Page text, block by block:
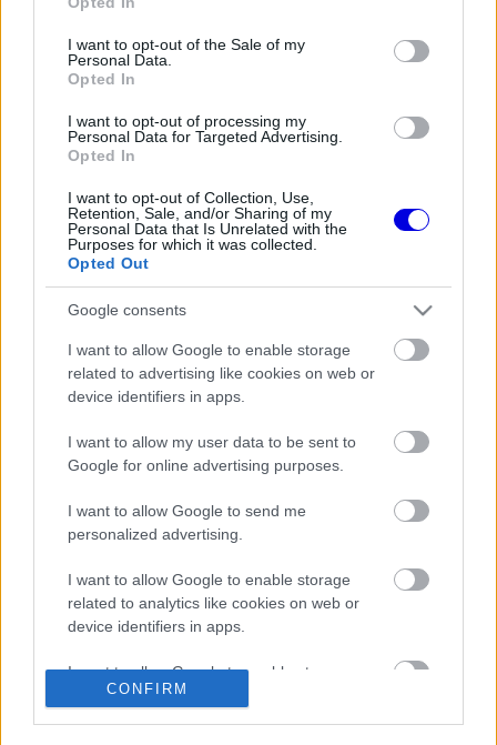
use your data for below specified purposes in below Google
consent section.
I want to opt-out of the Sale of my
Personal Data.
Opted In
I want to opt-out of processing my
Personal Data for Targeted Advertising.
Opted In
I want to opt-out of Collection, Use,
Retention, Sale, and/or Sharing of my
Personal Data that Is Unrelated with the
Purposes for which it was collected.
Opted Out
Google consents
I want to allow Google to enable storage
related to advertising like cookies on web or
device identifiers in apps.
I want to allow my user data to be sent to
Google for online advertising purposes.
I want to allow Google to send me
personalized advertising.
I want to allow Google to enable storage
related to analytics like cookies on web or
device identifiers in apps.
I want to allow Google to enable storage
related to functionality of the website or app.
CONFIRM
Még nincs hozzászólás. Légy te az első!
Friss tartalmakért kövessetek minket a Google
Híreken is.
FRISS HÍREK
Forma–1-ben
Amikor az F1-ben nem szavakkal rendezték le
az ütközést
A rajongók még nem írták le George Russellt
Sainz visszatérne a Red Bullhoz, ahol a
győzelemért harcolhatna
Négy új ország és egy visszatérő klasszikus
pályázik F1-es futamra 2028-tól
KOMMENTPROFIL
?